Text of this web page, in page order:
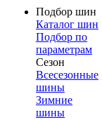
Подбор шин
Каталог шин
Подбор по
параметрам
Сезон
Всесезонные
шины
Зимние
шины